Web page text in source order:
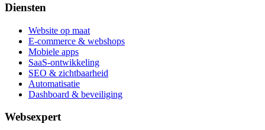
Diensten
Website op maat
E-commerce & webshops
Mobiele apps
SaaS-ontwikkeling
SEO & zichtbaarheid
Automatisatie
Dashboard & beveiliging
Websexpert